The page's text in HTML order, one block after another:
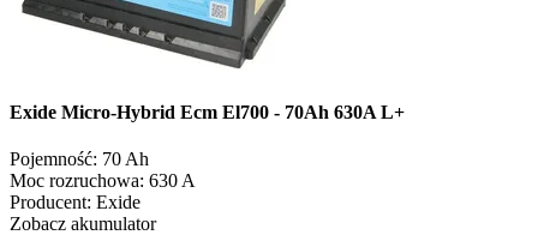
Exide Micro-Hybrid Ecm El700 - 70Ah 630A L+
Pojemność: 70 Ah
Moc rozruchowa: 630 A
Producent: Exide
Zobacz akumulator